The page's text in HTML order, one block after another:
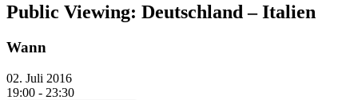
Public Viewing: Deutschland – Italien
Wann
02. Juli 2016
19:00 - 23:30